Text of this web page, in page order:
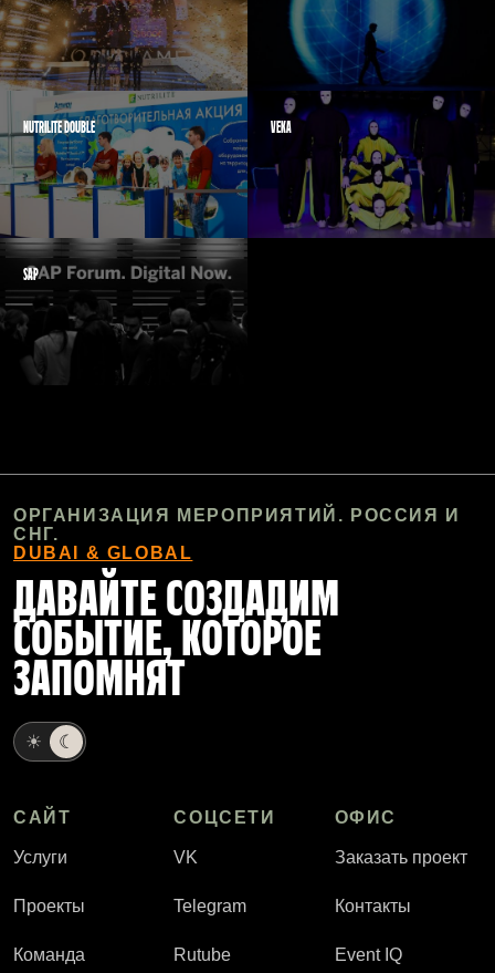
NUTRILITE DOUBLE VEKA
SAP
ОРГАНИЗАЦИЯ МЕРОПРИЯТИЙ. РОССИЯ И
СНГ.
DUBAI & GLOBAL
ДАВАЙТЕ СОЗДАДИМ
СОБЫТИЕ, КОТОРОЕ
ЗАПОМНЯТ
☀ ☾
САЙТ
Услуги
Проекты
Команда
СОЦСЕТИ
VK
Telegram
Rutube
ОФИС
Заказать проект
Контакты
Event IQ